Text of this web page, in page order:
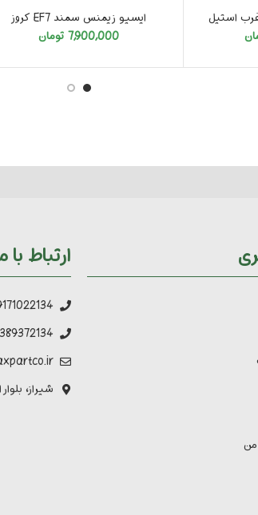
استیل
تمام شد
ایسیو زیمنس سمند EF7 کروز
7,900,000 تومان
ارتباط با
شیراز،